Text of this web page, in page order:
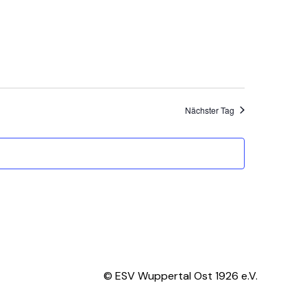
Nächster Tag
© ESV Wuppertal Ost 1926 e.V.